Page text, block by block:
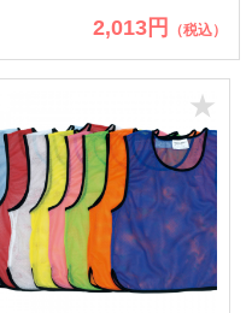
2,013円 （税込）
★